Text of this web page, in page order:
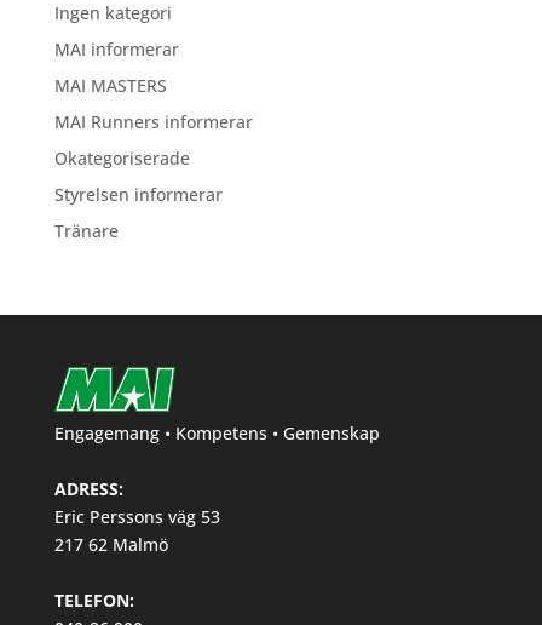
Ingen kategori
MAI informerar
MAI MASTERS
MAI Runners informerar
Okategoriserade
Styrelsen informerar
Tränare
Engagemang • Kompetens • Gemenskap
ADRESS:
Eric Perssons väg 53
217 62 Malmö
TELEFON: